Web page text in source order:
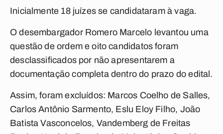
Inicialmente 18 juízes se candidataram à vaga.
O desembargador Romero Marcelo levantou uma
questão de ordem e oito candidatos foram
desclassificados por não apresentarem a
documentação completa dentro do prazo do edital.
Assim, foram excluídos: Marcos Coelho de Salles,
Carlos Antônio Sarmento, Eslu Eloy Filho, João
Batista Vasconcelos, Vandemberg de Freitas